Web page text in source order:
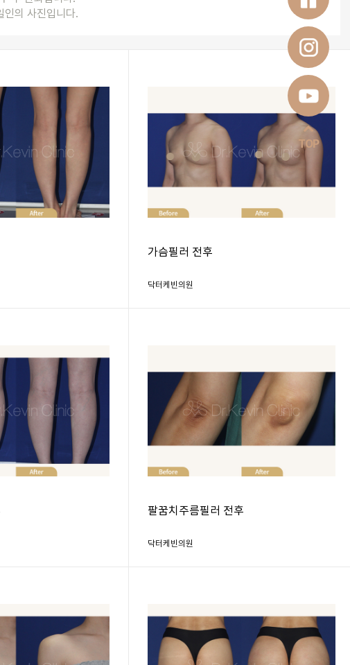
인의 사진입니다.
가슴필러 전후
닥터케빈의원
팔꿈치주름필러 전후
닥터케빈의원
TOP